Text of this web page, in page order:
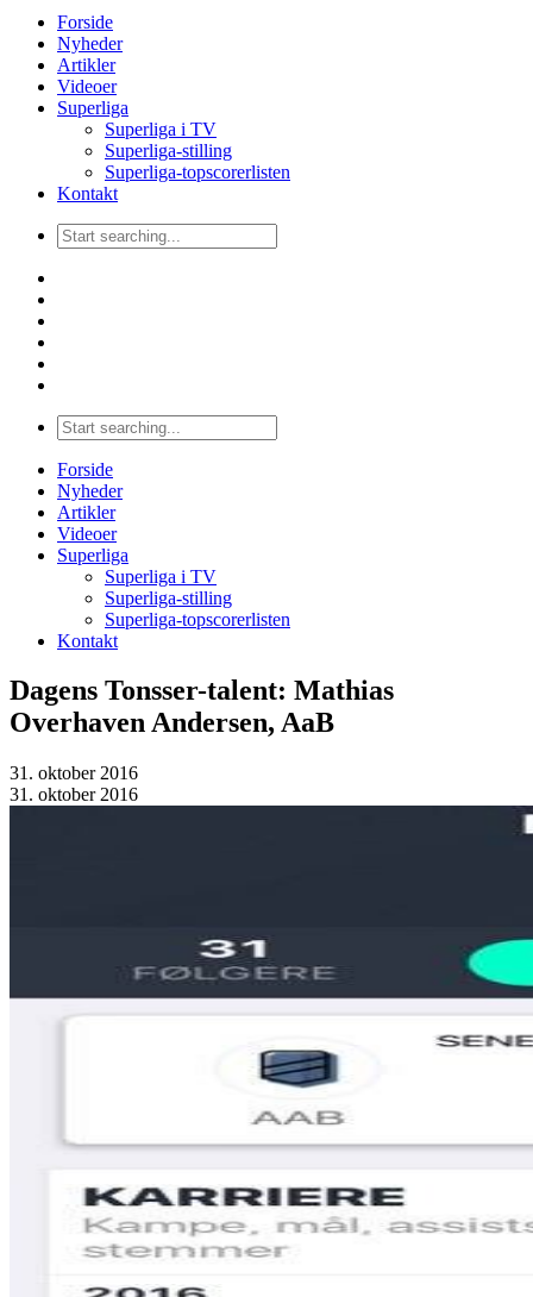
Forside
Nyheder
Artikler
Videoer
Superliga
Superliga i TV
Superliga-stilling
Superliga-topscorerlisten
Kontakt
Forside
Nyheder
Artikler
Videoer
Superliga
Superliga i TV
Superliga-stilling
Superliga-topscorerlisten
Kontakt
Dagens Tonsser-talent: Mathias
Overhaven Andersen, AaB
31. oktober 2016
31. oktober 2016